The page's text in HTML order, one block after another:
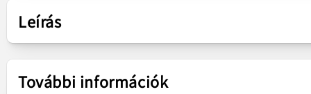
Leírás
Bemutatás
További információk